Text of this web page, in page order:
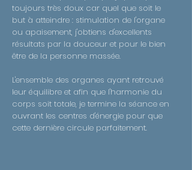
toujours très doux car quel que soit le
but à atteindre : stimulation de l'organe
ou apaisement, j'obtiens d'excellents
résultats par la douceur et pour le bien
être de la personne massée.
L'ensemble des organes ayant retrouvé
leur équilibre et afin que l'harmonie du
corps soit totale, je termine la séance en
ouvrant les centres d'énergie pour que
cette dernière circule parfaitement.